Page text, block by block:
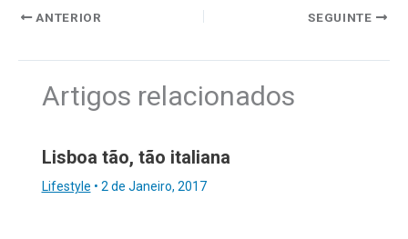
ANTERIOR SEGUINTE
Artigos relacionados
Lisboa tão, tão italiana
Lifestyle • 2 de Janeiro, 2017